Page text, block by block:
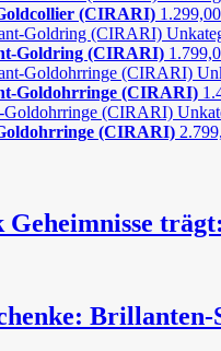
(CIRARI) 1.299,00
Goldring (CIRARI)
Goldohrringe (CIRARI)
(CIRARI)
Geheimnisse